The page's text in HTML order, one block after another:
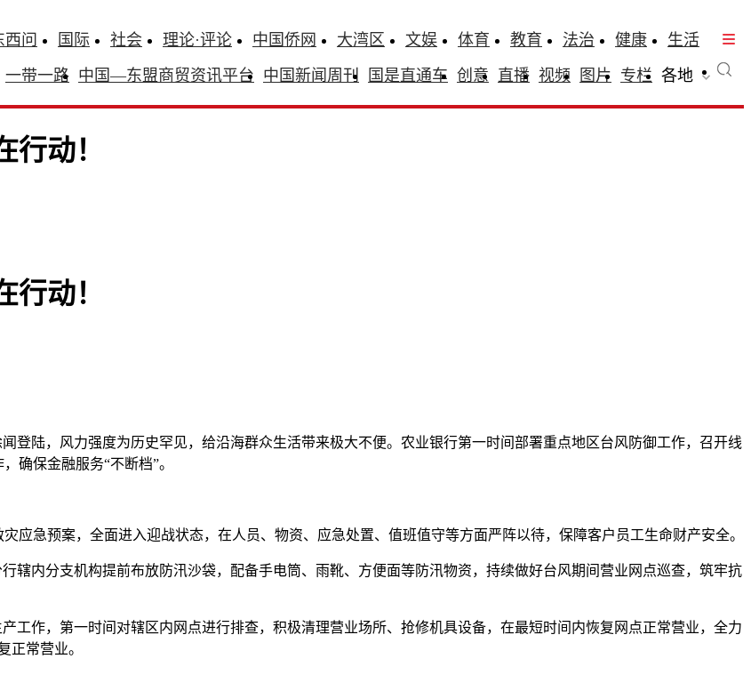
西问 国际 社会 理论·评论 中国侨网 大湾区 文娱 体育 教育 法治 健康
生活
一带一路 中国—东盟商贸资讯平台 中国新闻周刊 国是直通车 创意 直播 视频 图片 专栏 各地
动！
动！
陆，风力强度为历史罕见，给沿海群众生活带来极大不便。农业银行第一时间部署重点地区台风防御工作，召开线
确保金融服务“不断档”。
急预案，全面进入迎战状态，在人员、物资、应急处置、值班值守等方面严阵以待，保障客户员工生命财产安全。
内分支机构提前布放防汛沙袋，配备手电筒、雨靴、方便面等防汛物资，持续做好台风期间营业网点巡查，筑牢抗
作，第一时间对辖区内网点进行排查，积极清理营业场所、抢修机具设备，在最短时间内恢复网点正常营业，全力
正常营业。